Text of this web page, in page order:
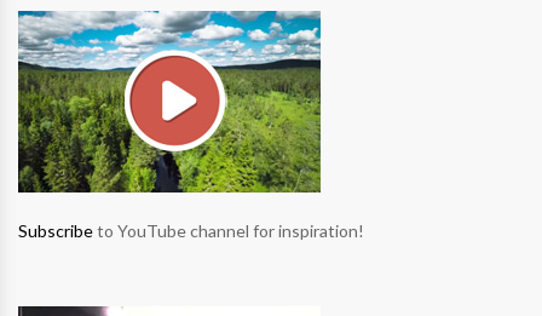
Subscribeto YouTube channel for inspiration!